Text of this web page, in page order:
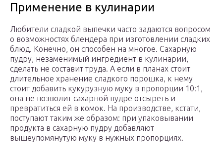
Применение в кулинарии
Любители сладкой выпечки часто задаются вопросом
о возможностях блендера при изготовлении сладких
блюд. Конечно, он способен на многое. Сахарную
пудру, незаменимый ингредиент в кулинарии,
сделать не составит труда. А если в планах стоит
длительное хранение сладкого порошка, к нему
стоит добавить кукурузную муку в пропорции 10:1,
она не позволит сахарной пудре отсыреть и
превратиться ей в комок. На производстве, кстати,
поступают таким же образом: при упаковывании
продукта в сахарную пудру добавляют
вышеупомянутую муку в нужных пропорциях.